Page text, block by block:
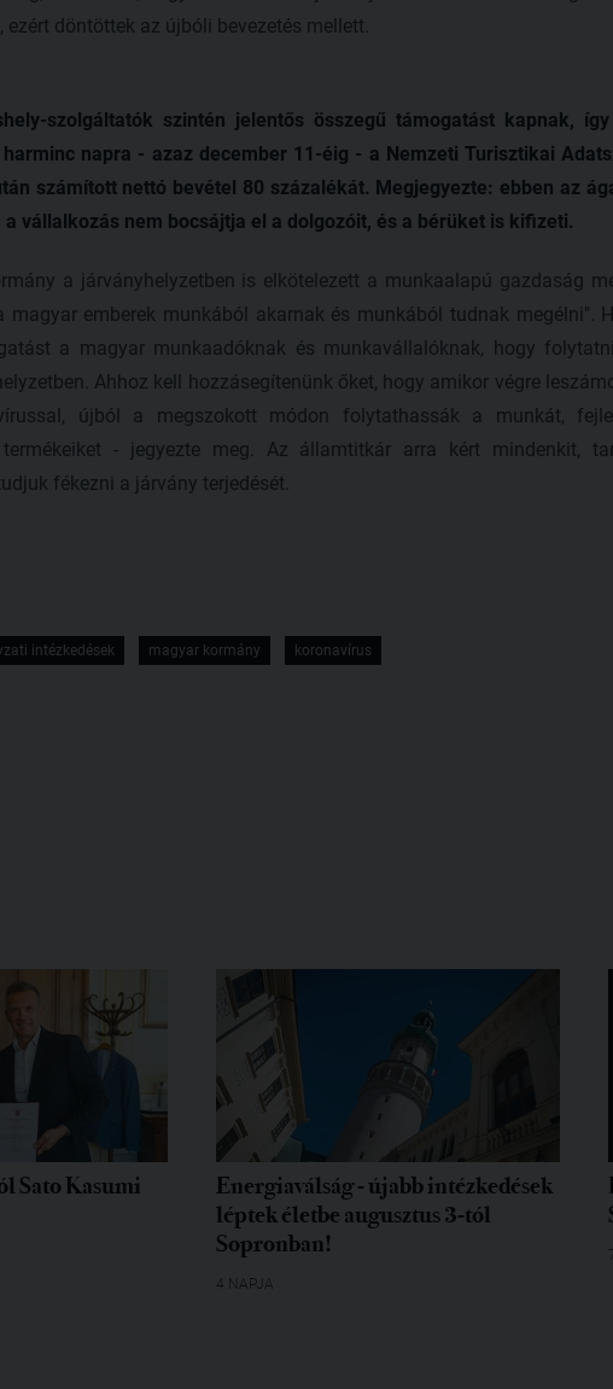
döntöttek az újbóli bevezetés mellett.
szolgáltatók szintén jelentős összegű támogatást kapnak,
napra - azaz december 11-éig - a Nemzeti Turisztikai
számított nettó bevétel 80 százalékát. Megjegyezte: ebben az
vállalkozás nem bocsájtja el a dolgozóit, és a bérüket is kifizeti.
a járványhelyzetben is elkötelezett a munkaalapú gazdaság
emberek munkából akarnak és munkából tudnak megélni".
a magyar munkaadóknak és munkavállalóknak, hogy
Ahhoz kell hozzásegítenünk őket, hogy amikor végre
újból a megszokott módon folytathassák a munkát,
termékeiket - jegyezte meg. Az államtitkár arra kért mindenkit,
fékezni a járvány terjedését.
intézkedések magyar kormány koronavírus
Sato Kasumi
Energiaválság - újabb intézkedések
léptek életbe augusztus 3-tól
Sopronban!
4 NAPJA